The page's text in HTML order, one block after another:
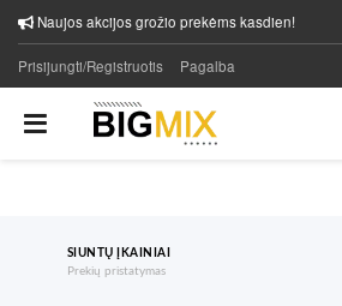
Naujos akcijos grožio prekėms kasdien!
Prisijungti/Registruotis Pagalba
SIUNTŲ ĮKAINIAI
Prekių pristatymas